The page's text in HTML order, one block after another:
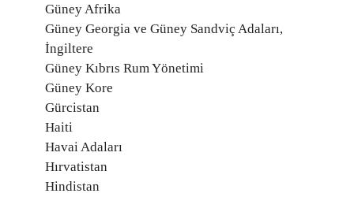
Güney Afrika
Güney Georgia ve Güney Sandviç Adaları,
İngiltere
Güney Kıbrıs Rum Yönetimi
Güney Kore
Gürcistan
Haiti
Havai Adaları
Hırvatistan
Hindistan